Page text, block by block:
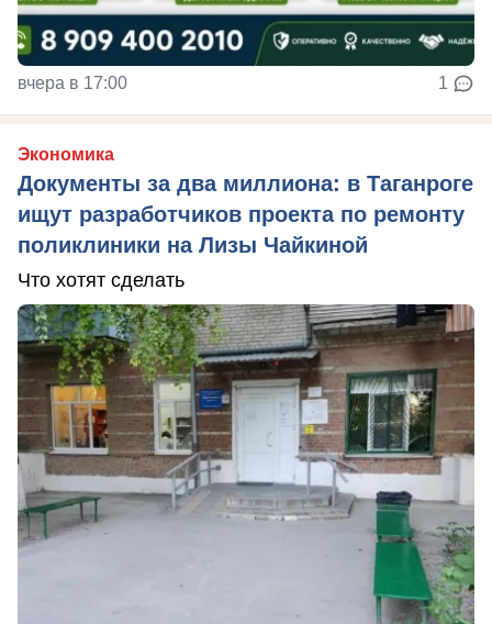
вчера в 17:00 1
Экономика
Документы за два миллиона: в Таганроге
ищут разработчиков проекта по ремонту
поликлиники на Лизы Чайкиной
Что хотят сделать